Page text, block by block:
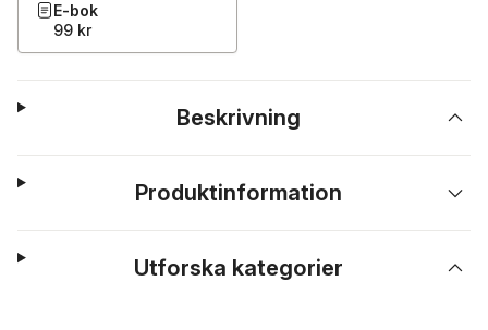
E-bok
99 kr
Beskrivning
Produktinformation
Utforska kategorier